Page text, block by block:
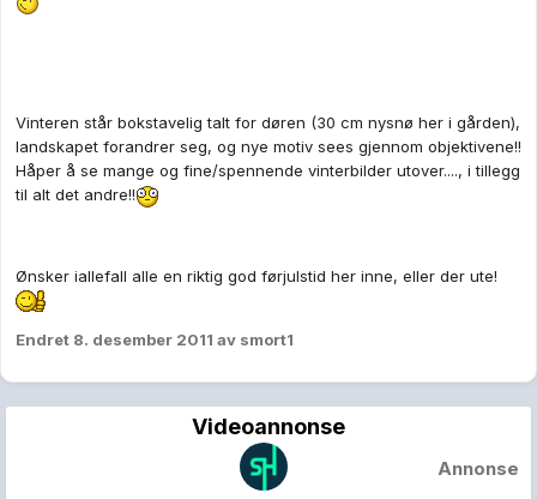
Vinteren står bokstavelig talt for døren (30 cm nysnø her i gården),
landskapet forandrer seg, og nye motiv sees gjennom objektivene!!
Håper å se mange og fine/spennende vinterbilder utover...., i tillegg
til alt det andre!!
Ønsker iallefall alle en riktig god førjulstid her inne, eller der ute!
Endret 8. desember 2011 av smort1
Videoannonse
Annonse